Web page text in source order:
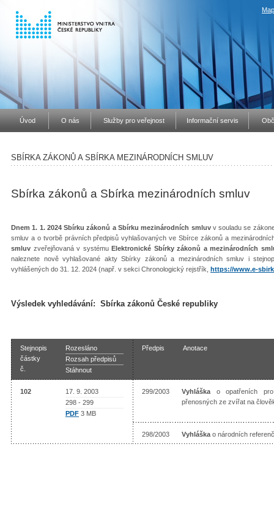
Úvod O nás Služby pro veřejnost Informační servis
SBÍRKA ZÁKONŮ A SBÍRKA MEZINÁRODNÍCH SMLUV
Sbírka zákonů a Sbírka mezinárodních smluv
Dnem 1. 1. 2024 Sbírku zákonů a Sbírku mezinárodních smluvv souladu se
smluv a o tvorbě právních předpisů vyhlašovaných ve Sbírce zákonů a
smluv zveřejňovaná v systémuElektronické Sbírky zákonů a mezinárodních
naleznete nově vyhlašované akty Sbírky zákonů a mezinárodních smluv i
vyhlášených do 31. 12. 2024 (např. v sekci Chronologický rejstřík, https://www.e-
Výsledek vyhledávání: Sbírka zákonů České republiky
Stejnopis
částky
č.
Rozesláno
Rozsah předpisů
Stáhnout
Předpis Anotace
102
17. 9. 2003
298 - 299
PDF 3 MB
299/2003 Vyhláška o opatřeních
přenosných ze zvířat na
298/2003 Vyhláška o národních